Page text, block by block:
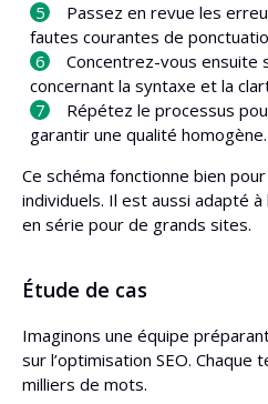
Passez en revue les
fautes courantes de
Concentrez-vous ensuite
concernant la syntaxe et la
Répétez le processus
garantir une qualité homogène.
Ce schéma fonctionne bien
individuels. Il est aussi adapté
en série pour de grands sites.
Étude de cas
Imaginons une équipe
sur l’optimisation SEO.
milliers de mots.